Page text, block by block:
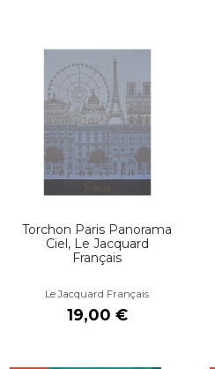
Torchon Paris Panorama
Ciel, Le Jacquard
Français
Le Jacquard Français
19,00 €